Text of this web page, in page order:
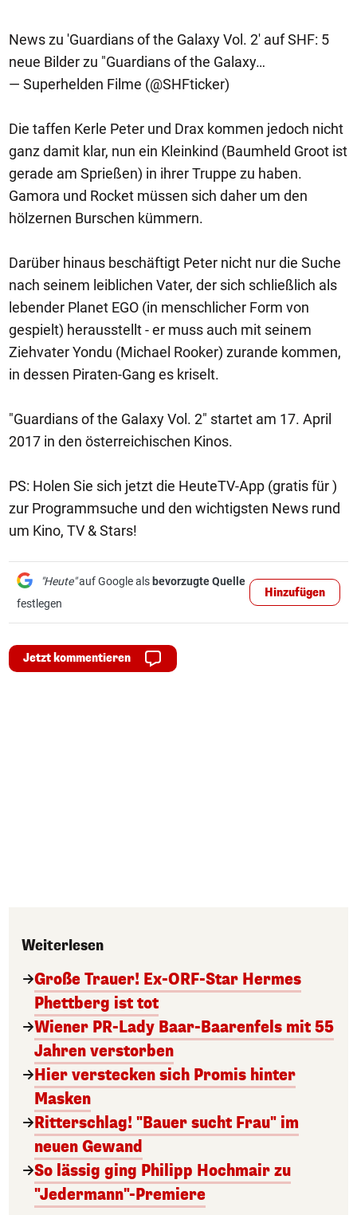
News zu 'Guardians of the Galaxy Vol. 2' auf SHF: 5
neue Bilder zu "Guardians of the Galaxy…
— Superhelden Filme (@SHFticker)
Die taffen Kerle Peter und Drax kommen jedoch nicht
ganz damit klar, nun ein Kleinkind (Baumheld Groot ist
gerade am Sprießen) in ihrer Truppe zu haben.
Gamora und Rocket müssen sich daher um den
hölzernen Burschen kümmern.
Darüber hinaus beschäftigt Peter nicht nur die Suche
nach seinem leiblichen Vater, der sich schließlich als
lebender Planet EGO (in menschlicher Form von
gespielt) herausstellt - er muss auch mit seinem
Ziehvater Yondu (Michael Rooker) zurande kommen,
in dessen Piraten-Gang es kriselt.
"Guardians of the Galaxy Vol. 2" startet am 17. April
2017 in den österreichischen Kinos.
PS: Holen Sie sich jetzt die HeuteTV-App (gratis für )
zur Programmsuche und den wichtigsten News rund
um Kino, TV & Stars!
"Heute"auf Google als bevorzugte Quelle
festlegen
Hinzufügen
Jetzt kommentieren
Weiterlesen
Große Trauer! Ex-ORF-Star Hermes
Phettberg ist tot
Wiener PR-Lady Baar-Baarenfels mit 55
Jahren verstorben
Hier verstecken sich Promis hinter
Masken
Ritterschlag! "Bauer sucht Frau" im
neuen Gewand
So lässig ging Philipp Hochmair zu
"Jedermann"-Premiere